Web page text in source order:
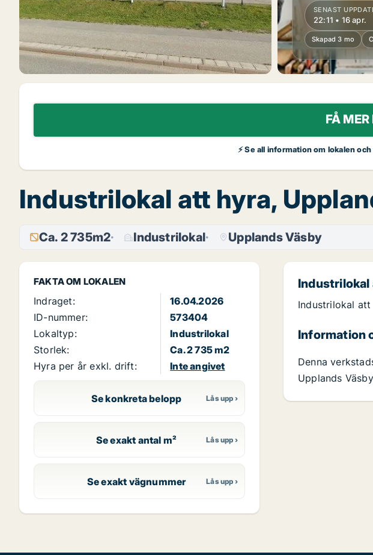
SENAST
22:11 • 16 apr.
Skapad 3 mo
FÅ
⚡ Se all information om lokalen
Industrilokal att hyra,
Ca. 2 735m2 Industrilokal Upplands Väsby
FAKTA OM LOKALEN
Indraget:
16.04.2026
ID-nummer:
573404
Lokaltyp:
Industrilokal
Storlek:
Ca. 2 735 m2
Hyra per år exkl. drift:
Inte angivet
Se konkreta belopp
Se exakt antal m²
Se exakt vägnummer
Industrilokal
Industrilokal
Information
Denna
Upplands